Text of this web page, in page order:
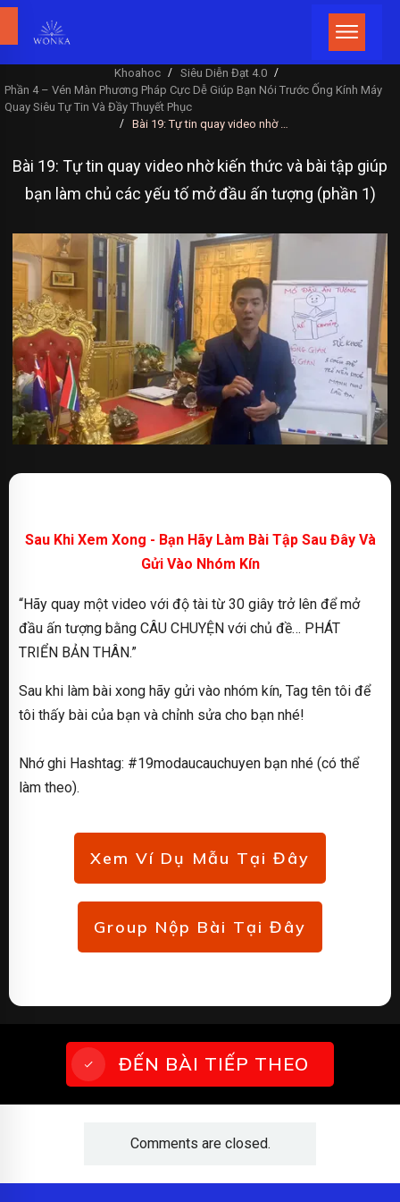
Khoahoc / Siêu Diễn Đạt 4.0 /
Phần 4 – Vén Màn Phương Pháp Cực Dễ Giúp Bạn Nói Trước Ống Kính Máy
Quay Siêu Tự Tin Và Đầy Thuyết Phục
/
Bài 19: Tự tin quay video nhờ kiến thức và bài tập giúp
bạn làm chủ các yếu tố mở đầu ấn tượng (phần 1)
Sau Khi Xem Xong - Bạn Hãy Làm Bài Tập Sau Đây Và
Gửi Vào Nhóm Kín
“Hãy quay một video với độ tài từ 30 giây trở lên để mở
đầu ấn tượng bằng CÂU CHUYỆN với chủ đề… PHÁT
TRIỂN BẢN THÂN.”
Sau khi làm bài xong hãy gửi vào nhóm kín, Tag tên tôi để
tôi thấy bài của bạn và chỉnh sửa cho bạn nhé!
Nhớ ghi Hashtag: #19modaucauchuyen bạn nhé (có thể
làm theo).
Xem Ví Dụ Mẫu Tại Đây
Group Nộp Bài Tại Đây
ĐẾN BÀI TIẾP THEO
Comments are closed.